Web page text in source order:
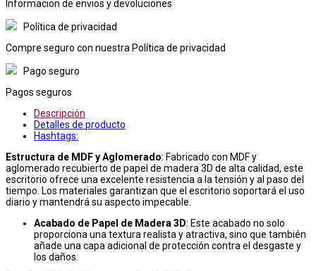
Informacion de envios y devoluciones
Política de privacidad
Compre seguro con nuestra Política de privacidad
Pago seguro
Pagos seguros
Descripción
Detalles de producto
Hashtags:
Estructura de MDF y Aglomerado: Fabricado con MDF y
aglomerado recubierto de papel de madera 3D de alta calidad, este
escritorio ofrece una excelente resistencia a la tensión y al paso del
tiempo. Los materiales garantizan que el escritorio soportará el uso
diario y mantendrá su aspecto impecable.
Acabado de Papel de Madera 3D: Este acabado no solo
proporciona una textura realista y atractiva, sino que también
añade una capa adicional de protección contra el desgaste y
los daños.